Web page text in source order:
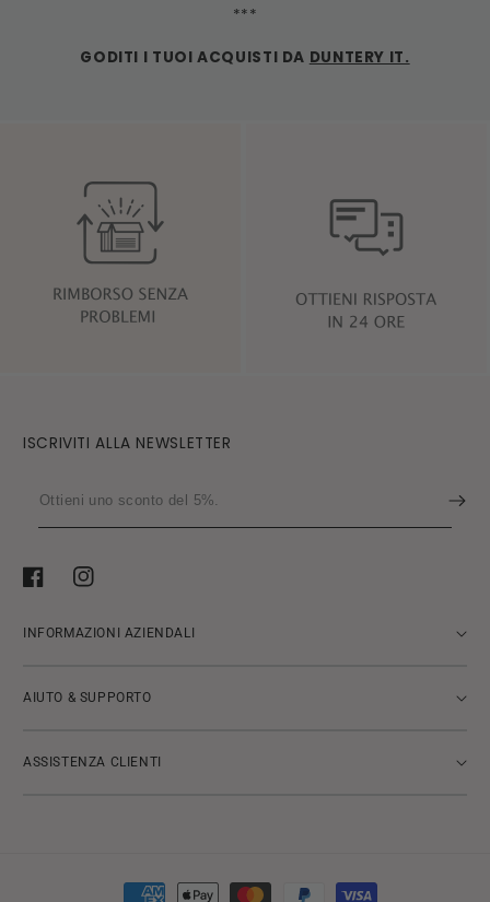
***
GODITI I TUOI ACQUISTI DA DUNTERY IT.
ISCRIVITI ALLA NEWSLETTER
Ottieni
uno
del
FacebookInstagram
INFORMAZIONI AZIENDALI
AIUTO & SUPPORTO
ASSISTENZA CLIENTI
Metodi